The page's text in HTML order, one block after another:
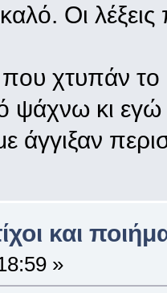
Οι λέξεις
χτυπάν το
ψάχνω κι
άγγιξαν
και
»